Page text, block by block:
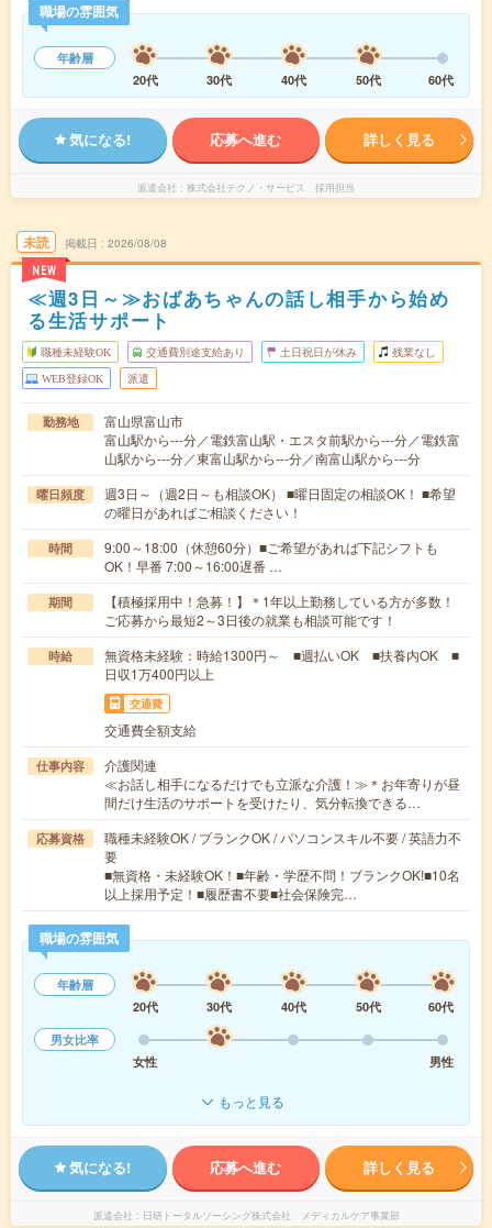
職場の雰囲気
年齢層
20代
30代 40代 50代 60代
気になる! 応募へ進む 詳しく見る
派遣会社 株式会社テクノ・サービス 採用担当
未読
NEW
掲載日 2026/08/08
≪週3日～≫おばあちゃんの話し相手から始め
る生活サポート
職種未経験OK 交通費別途支給あり 土日祝日が休み 残業なし
WEB登録OK 派遣
勤務地
富山県富山市
富山駅から---分／電鉄富山駅・エスタ前駅から---分／電鉄富
山駅から---分／東富山駅から---分／南富山駅から---分
曜日頻度
週3日～（週2日～も相談OK） ■曜日固定の相談OK！ ■希望
の曜日があればご相談ください！
時間
9:00～18:00（休憩60分）■ご希望があれば下記シフトも
OK！早番 7:00～16:00遅番 …
期間
【積極採用中！急募！】＊1年以上勤務している方が多数！
ご応募から最短2～3日後の就業も相談可能です！
時給
無資格未経験：時給1300円～ ■週払いOK ■扶養内OK ■
日収1万400円以上
交通費
交通費全額支給
仕事内容
介護関連
≪お話し相手になるだけでも立派な介護！≫＊お年寄りが昼
間だけ生活のサポートを受けたり、気分転換できる…
応募資格
職種未経験OK / ブランクOK / パソコンスキル不要 / 英語力不
要
■無資格・未経験OK！■年齢・学歴不問！ブランクOK!■10名
以上採用予定！■履歴書不要■社会保険完…
職場の雰囲気
年齢層
20代
30代 40代 50代
60代
男女比率
女性
男性
もっと見る
気になる! 応募へ進む 詳しく見る
派遣会社 日研トータルソーシング株式会社 メディカルケア事業部